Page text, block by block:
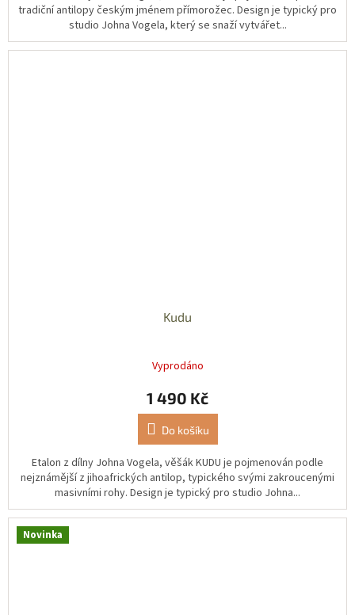
tradiční antilopy českým jménem přímorožec. Design je typický pro
studio Johna Vogela, který se snaží vytvářet...
Kudu
Vyprodáno
1 490 Kč
Do košíku
Etalon z dílny Johna Vogela, věšák KUDU je pojmenován podle
nejznámější z jihoafrických antilop, typického svými zakroucenými
masivními rohy. Design je typický pro studio Johna...
Novinka